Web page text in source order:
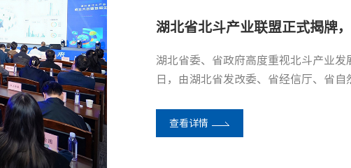
五载同行，以守为诺丨吧哒科
24小时守护舱自2021年9月10日正式
专业能力为客户业务筑牢稳定基石。 2026年5月20日，这份陪伴再启新章，守护舱焕新升级，以全
查看详情
东湖问道 感恩同行 | 吧哒科技
4月18日，以“铸数据安全底座·驭AI
开，来自政府、企业、高校金融机构
查看详情
湖北省北斗产业联盟正式揭牌
湖北省委、省政府高度重视北斗产业
日，由湖北省发改委、省经信厅、省
查看详情
12月11日，2025年工业信息安全大会
宾，聚焦工业控制系统网络安全、工
查看详情